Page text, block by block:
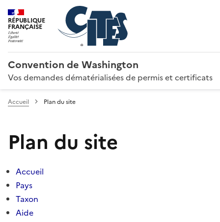
RÉPUBLIQUE
FRANÇAISE
Convention de Washington
Vos demandes dématérialisées de permis et certificats
Accueil Plan du site
Plan du site
Accueil
Pays
Taxon
Aide